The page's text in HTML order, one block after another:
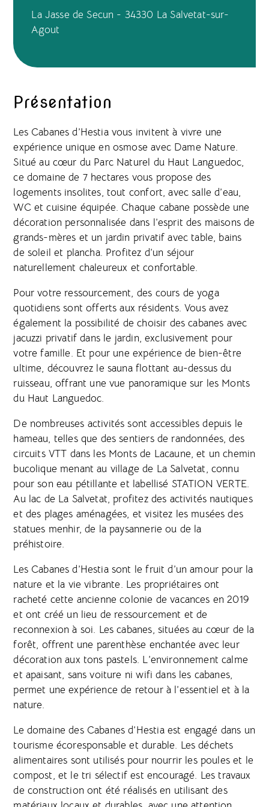
Présentation
Les Cabanes d’Hestia vous invitent à vivre une
expérience unique en osmose avec Dame Nature.
Situé au cœur du Parc Naturel du Haut Languedoc,
ce domaine de 7 hectares vous propose des
logements insolites, tout confort, avec salle d’eau,
WC et cuisine équipée. Chaque cabane possède une
décoration personnalisée dans l’esprit des maisons de
grands-mères et un jardin privatif avec table, bains
de soleil et plancha. Profitez d’un séjour
naturellement chaleureux et confortable.
Pour votre ressourcement, des cours de yoga
quotidiens sont offerts aux résidents. Vous avez
également la possibilité de choisir des cabanes avec
jacuzzi privatif dans le jardin, exclusivement pour
votre famille. Et pour une expérience de bien-être
ultime, découvrez le sauna flottant au-dessus du
ruisseau, offrant une vue panoramique sur les Monts
du Haut Languedoc.
De nombreuses activités sont accessibles depuis le
hameau, telles que des sentiers de randonnées, des
circuits VTT dans les Monts de Lacaune, et un chemin
bucolique menant au village de La Salvetat, connu
pour son eau pétillante et labellisé STATION VERTE.
Au lac de La Salvetat, profitez des activités nautiques
et des plages aménagées, et visitez les musées des
statues menhir, de la paysannerie ou de la
préhistoire.
Les Cabanes d’Hestia sont le fruit d’un amour pour la
nature et la vie vibrante. Les propriétaires ont
racheté cette ancienne colonie de vacances en 2019
et ont créé un lieu de ressourcement et de
reconnexion à soi. Les cabanes, situées au cœur de la
forêt, offrent une parenthèse enchantée avec leur
décoration aux tons pastels. L’environnement calme
et apaisant, sans voiture ni wifi dans les cabanes,
permet une expérience de retour à l’essentiel et à la
nature.
Le domaine des Cabanes d’Hestia est engagé dans un
tourisme écoresponsable et durable. Les déchets
alimentaires sont utilisés pour nourrir les poules et le
compost, et le tri sélectif est encouragé. Les travaux
de construction ont été réalisés en utilisant des
La Jasse de Secun - 34330 La Salvetat-sur-
Agout